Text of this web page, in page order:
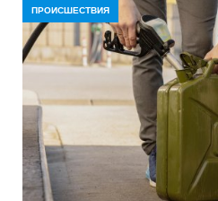
ПРОИСШЕСТВИЯ